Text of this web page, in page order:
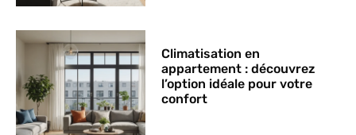
Climatisation en
appartement : découvrez
l’option idéale pour votre
confort